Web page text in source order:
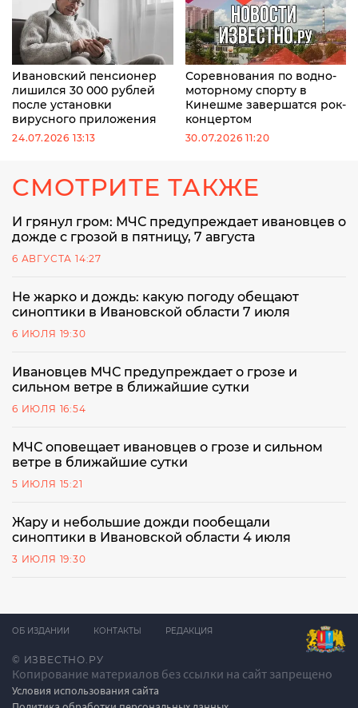
Ивановский пенсионер
лишился 30 000 рублей
после установки
вирусного приложения
24.07.2026 13:13
Соревнования по водно-
моторному спорту в
Кинешме завершатся рок-
концертом
30.07.2026 11:20
СМОТРИТЕ ТАКЖЕ
И грянул гром: МЧС предупреждает ивановцев о
дожде с грозой в пятницу, 7 августа
6 АВГУСТА 14:27
Не жарко и дождь: какую погоду обещают
синоптики в Ивановской области 7 июля
6 ИЮЛЯ 19:30
Ивановцев МЧС предупреждает о грозе и
сильном ветре в ближайшие сутки
6 ИЮЛЯ 16:54
МЧС оповещает ивановцев о грозе и сильном
ветре в ближайшие сутки
5 ИЮЛЯ 15:21
Жару и небольшие дожди пообещали
синоптики в Ивановской области 4 июля
3 ИЮЛЯ 19:30
© ИЗВЕСТНО.РУ
Копирование материалов без ссылки на сайт запрещено
Условия использования сайта
ОБ ИЗДАНИИ КОНТАКТЫ РЕДАКЦИЯ